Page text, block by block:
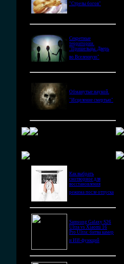
"Стрелы богов"
Секретные
территории.
"Пришельцы. Дверь
во Вселенную"
Обманутые наукой.
"Исцеление смертью"
Как выбрать
снотворное для
восстановления
режима после отпуска
Samsung Galaxy S26
Ultra vs Xiaomi 16
Pro Ultra: битва камер
и ИИ-функций